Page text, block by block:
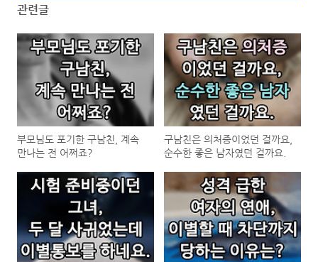
관련글
부모님도 포기한 구남친, 계속
만나는 전 어쩌죠?
구남친은 의처증이었던 걸까요,
순수한 좋은 남자였던 걸까요.